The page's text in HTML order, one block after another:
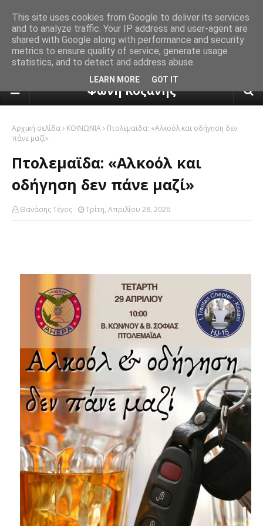
πρόγνωση καιρού από το
Φωνή Κοζάνης
Αρχική σελίδα ΚΟΙΝΩΝΙΑ
Πτολεμαϊδα: «Αλκοόλ και οδήγηση δεν
πάνε μαζί»
Πτολεμαϊδα: «Αλκοόλ και
οδήγηση δεν πάνε μαζί»
Θανάσης Τέγος Τρίτη, Απριλίου 28, 2026
This site uses cookies from Google to deliver its services
and to analyze traffic. Your IP address and user-agent are
shared with Google along with performance and security
metrics to ensure quality of service, generate usage
statistics, and to detect and address abuse.
LEARN MORE GOT IT